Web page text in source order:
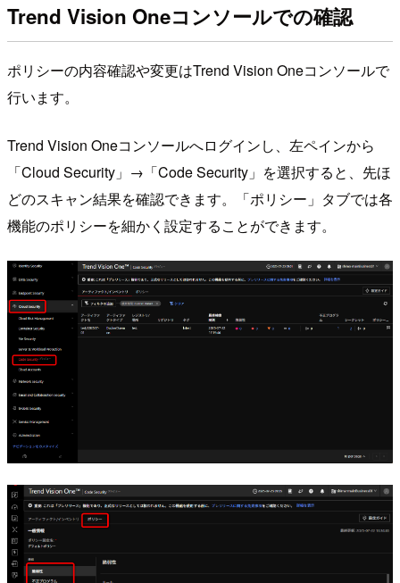
Trend Vision Oneコンソールでの確認
ポリシーの内容確認や変更はTrend Vision Oneコンソールで
行います。
Trend Vision Oneコンソールへログインし、左ペインから
「Cloud Security」→「Code Security」を選択すると、先ほ
どのスキャン結果を確認できます。「ポリシー」タブでは各
機能のポリシーを細かく設定することができます。